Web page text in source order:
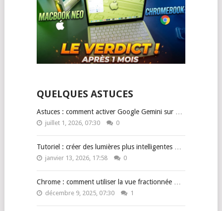
QUELQUES ASTUCES
Astuces : comment activer Google Gemini sur …
juillet 1, 2026, 07:30 0
Tutoriel : créer des lumières plus intelligentes …
janvier 13, 2026, 17:58 0
Chrome : comment utiliser la vue fractionnée …
décembre 9, 2025, 07:30 1